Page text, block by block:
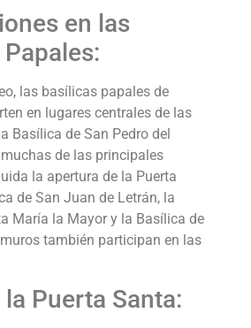
en las
las basílicas papales de
en lugares centrales de las
Basílica de San Pedro del
de las principales
la apertura de la Puerta
de San Juan de Letrán, la
María la Mayor y la Basílica de
también participan en las
Puerta Santa: